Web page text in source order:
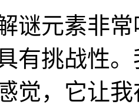
谜元素非
有挑战性
觉，它让